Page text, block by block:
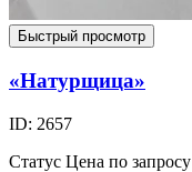
Быстрый просмотр
«Натурщица»
ID: 2657
Статус Цена по запросу